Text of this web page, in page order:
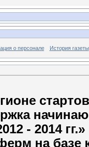
о персонале История газеты
- 2014
на базе